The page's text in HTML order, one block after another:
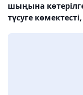
шыңына
түсуге